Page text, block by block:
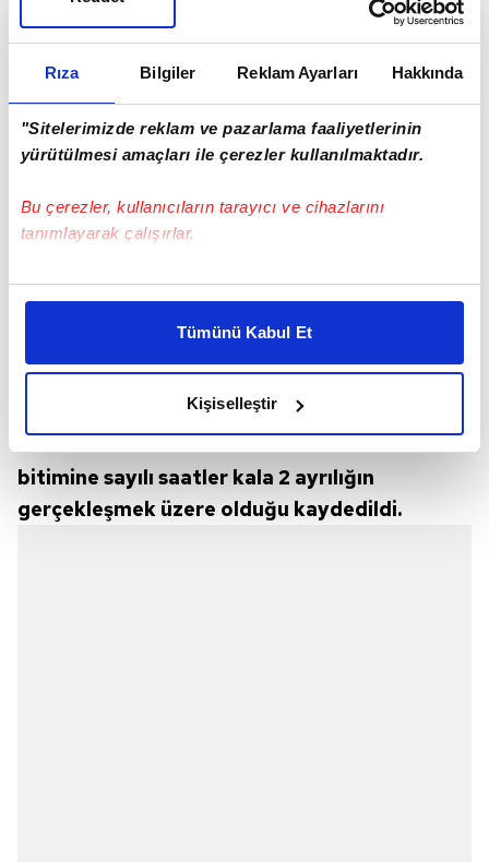
Rıza Bilgiler Reklam Ayarları Hakkında
"Sitelerimizde reklam ve pazarlama faaliyetlerinin
yürütülmesi amaçları ile çerezler kullanılmaktadır.
Bu çerezler, kullanıcıların tarayıcı ve cihazlarını
tanımlayarak çalışırlar.
Bu çerezlere izin vermeniz halinde sizlere özel
daha iyi reklam deneyimi yaşatabiliriz. Bunu yaparken
amacımızın size daha iyi bir reklam deneyimi sunmak
elimizden gelen çabayı gösterdiğimizi ve bu noktada,
kalemimiz olduğunu sizlere hatırlatmak isteriz.
Her halükârda, kullanıcılar, bu çerezlere izin vermedikleri
Tümünü Kabul Et
Kişiselleştir
Sarı lacivertlilerde transfer döneminin
bitimine sayılı saatler kala 2 ayrılığın
gerçekleşmek üzere olduğu kaydedildi.